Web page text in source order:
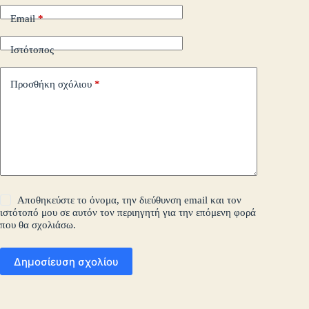
Email*
Ιστότοπος
Προσθήκη σχόλιου *
Αποθηκεύστε το όνομα, την διεύθυνση email και τον
ιστότοπό μου σε αυτόν τον περιηγητή για την επόμενη φορά
που θα σχολιάσω.
Δημοσίευση σχολίου